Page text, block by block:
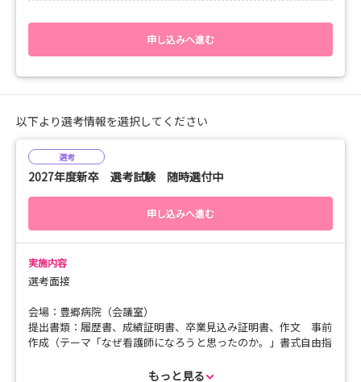
白衣・ナースシューズ（実習で着用されているもの）
筆記用具
・発熱や体調不良の際には、早めにご連絡ください
同級生、看護学生のお友達、ご両親とご一緒に参加して頂けま
病院見学会プログラム
研修室で講義（現在の医療と看護の動向・当院の看護部紹介）
↓
院内ツアー（各病棟・外来・オペ室・浄化センター）
↓
個別相談（ティータイム）
服装：特に指定はございません。（スーツ、カジュアル、etc）
靴：院内ツアーでヒールは音が響くため、シューズにしてくださ
い。
代表0749-35-3001
申し込みへ進む
以下より選考情報を選択してください
選考
2027年度新卒 選考試験 随時選付中
申し込みへ進む
実施内容
選考面接
会場：豊郷病院（会議室）
提出書類：履歴書、成績証明書、卒業見込み証明書、作文 事前
作成（テーマ「なぜ看護師になろうと思ったのか。」書式自由指
もっと見る